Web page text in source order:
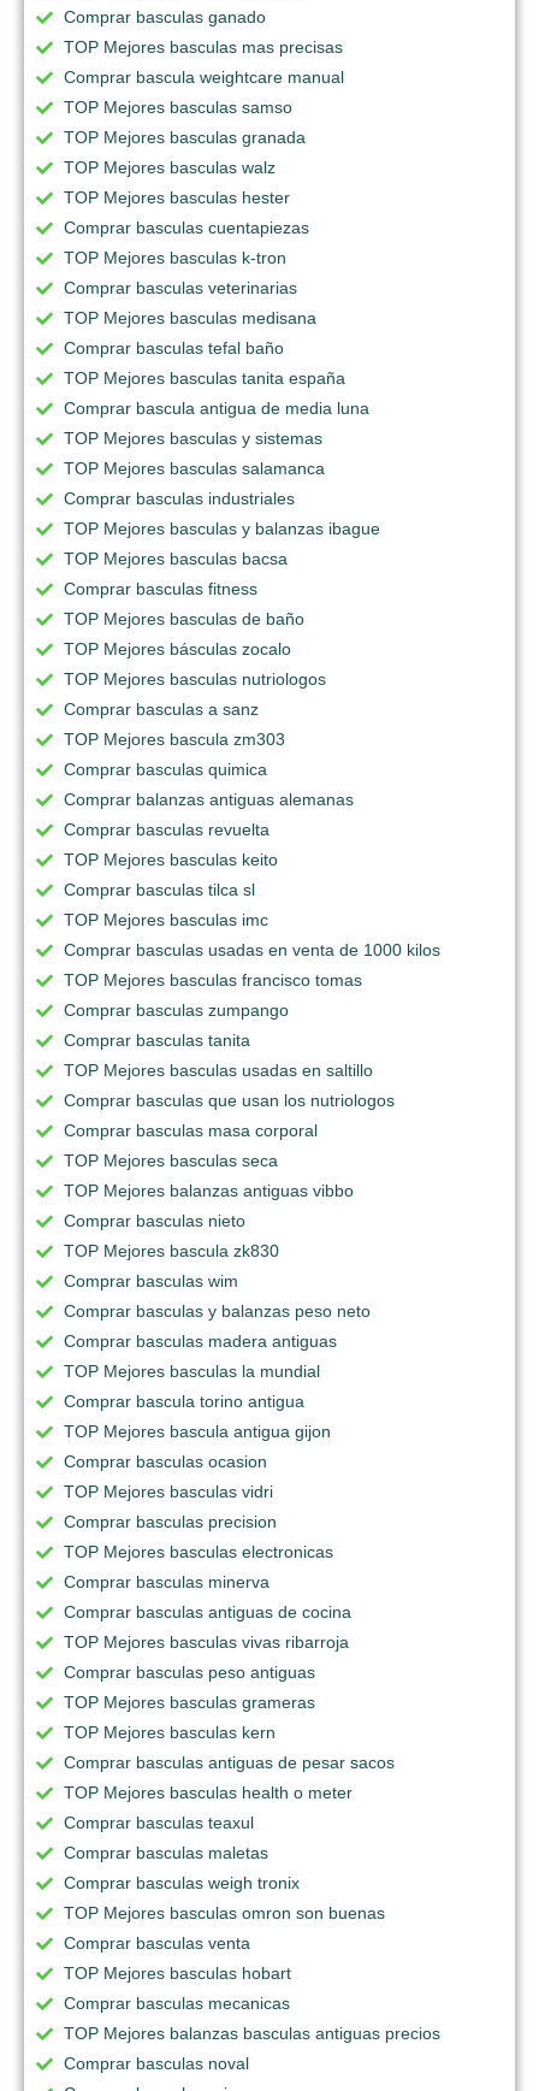
Comprar basculas ganado
TOP Mejores basculas mas precisas
Comprar bascula weightcare manual
TOP Mejores basculas samso
TOP Mejores basculas granada
TOP Mejores basculas walz
TOP Mejores basculas hester
Comprar basculas cuentapiezas
TOP Mejores basculas k-tron
Comprar basculas veterinarias
TOP Mejores basculas medisana
Comprar basculas tefal baño
TOP Mejores basculas tanita españa
Comprar bascula antigua de media luna
TOP Mejores basculas y sistemas
TOP Mejores basculas salamanca
Comprar basculas industriales
TOP Mejores basculas y balanzas ibague
TOP Mejores basculas bacsa
Comprar basculas fitness
TOP Mejores basculas de baño
TOP Mejores básculas zocalo
TOP Mejores basculas nutriologos
Comprar basculas a sanz
TOP Mejores bascula zm303
Comprar basculas quimica
Comprar balanzas antiguas alemanas
Comprar basculas revuelta
TOP Mejores basculas keito
Comprar basculas tilca sl
TOP Mejores basculas imc
Comprar basculas usadas en venta de 1000 kilos
TOP Mejores basculas francisco tomas
Comprar basculas zumpango
Comprar basculas tanita
TOP Mejores basculas usadas en saltillo
Comprar basculas que usan los nutriologos
Comprar basculas masa corporal
TOP Mejores basculas seca
TOP Mejores balanzas antiguas vibbo
Comprar basculas nieto
TOP Mejores bascula zk830
Comprar basculas wim
Comprar basculas y balanzas peso neto
Comprar basculas madera antiguas
TOP Mejores basculas la mundial
Comprar bascula torino antigua
TOP Mejores bascula antigua gijon
Comprar basculas ocasion
TOP Mejores basculas vidri
Comprar basculas precision
TOP Mejores basculas electronicas
Comprar basculas minerva
Comprar basculas antiguas de cocina
TOP Mejores basculas vivas ribarroja
Comprar basculas peso antiguas
TOP Mejores basculas grameras
TOP Mejores basculas kern
Comprar basculas antiguas de pesar sacos
TOP Mejores basculas health o meter
Comprar basculas teaxul
Comprar basculas maletas
Comprar basculas weigh tronix
TOP Mejores basculas omron son buenas
Comprar basculas venta
TOP Mejores basculas hobart
Comprar basculas mecanicas
TOP Mejores balanzas basculas antiguas precios
Comprar basculas noval